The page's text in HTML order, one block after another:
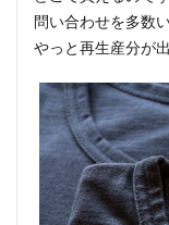
問い合わせを多数
やっと再生産分が